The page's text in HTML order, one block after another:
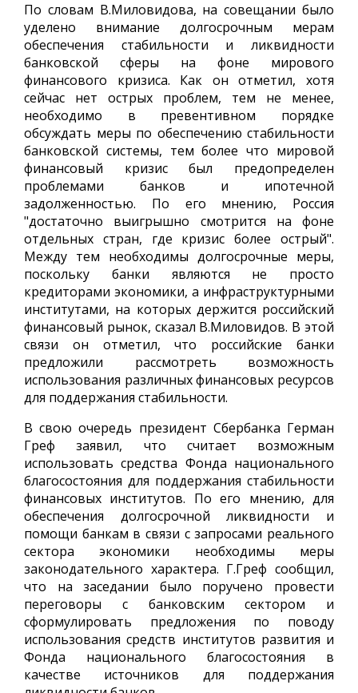
По словам В.Миловидова, на совещании было
уделено внимание долгосрочным мерам
обеспечения стабильности и ликвидности
банковской сферы на фоне мирового
финансового кризиса. Как он отметил, хотя
сейчас нет острых проблем, тем не менее,
необходимо в превентивном порядке
обсуждать меры по обеспечению стабильности
банковской системы, тем более что мировой
финансовый кризис был предопределен
проблемами банков и ипотечной
задолженностью. По его мнению, Россия
"достаточно выигрышно смотрится на фоне
отдельных стран, где кризис более острый".
Между тем необходимы долгосрочные меры,
поскольку банки являются не просто
кредиторами экономики, а инфраструктурными
институтами, на которых держится российский
финансовый рынок, сказал В.Миловидов. В этой
связи он отметил, что российские банки
предложили рассмотреть возможность
использования различных финансовых ресурсов
для поддержания стабильности.
В свою очередь президент Сбербанка Герман
Греф заявил, что считает возможным
использовать средства Фонда национального
благосостояния для поддержания стабильности
финансовых институтов. По его мнению, для
обеспечения долгосрочной ликвидности и
помощи банкам в связи с запросами реального
сектора экономики необходимы меры
законодательного характера. Г.Греф сообщил,
что на заседании было поручено провести
переговоры с банковским сектором и
сформулировать предложения по поводу
использования средств институтов развития и
Фонда национального благосостояния в
качестве источников для поддержания